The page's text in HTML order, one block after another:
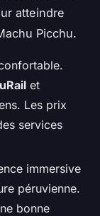
atteindre
Picchu.
et
Les prix
services
immersive
péruvienne.
bonne